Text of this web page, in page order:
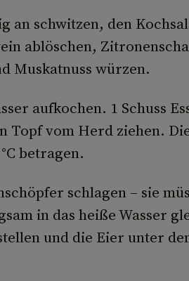
an­ schwitzen, den
ablö­schen,
Muskatnuss würzen.
aufkochen. 1 Schuss
Topf vom Herd ziehen.
betragen.
schlagen – sie
in das heiße Wasser
und die Eier unter